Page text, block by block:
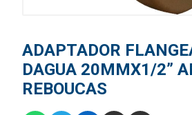
ADAPTADOR
DAGUA 20MMX1/2”
REBOUCAS